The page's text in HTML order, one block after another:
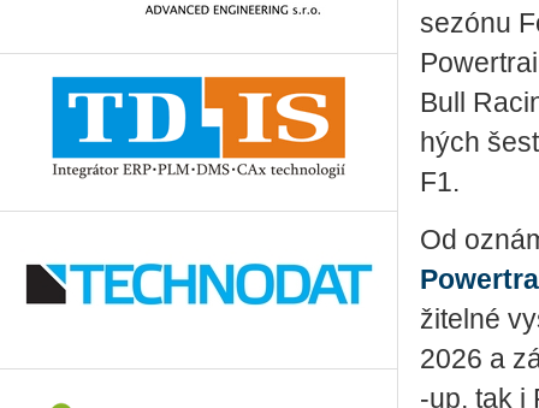
sezónu
Bull
hých
F1.
Od
ži­tel­né
2026 a
‑up, tak